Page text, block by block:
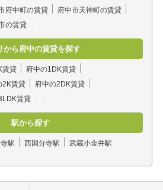
府中町の賃貸
府中市天神町の賃貸
の賃貸
から府中の賃貸を探す
賃貸
府中の1DK賃貸
2K賃貸
府中の2DK賃貸
賃貸
駅から探す
駅 西国分寺駅 武蔵小金井駅